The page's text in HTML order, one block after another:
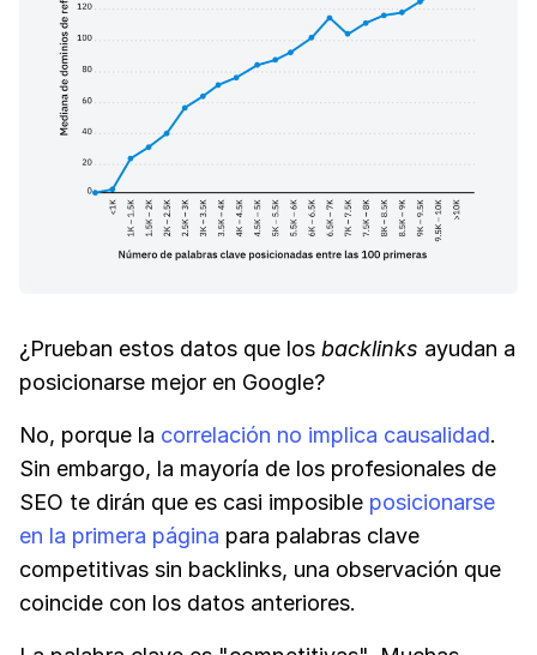
¿Prueban estos datos que los backlinks ayudan a
posicionarse mejor en Google?
No, porque la correlación no implica causalidad.
Sin embargo, la mayoría de los profesionales de
SEO te dirán que es casi imposible posicionarse
en la primera página para palabras clave
competitivas sin backlinks, una observación que
coincide con los datos anteriores.